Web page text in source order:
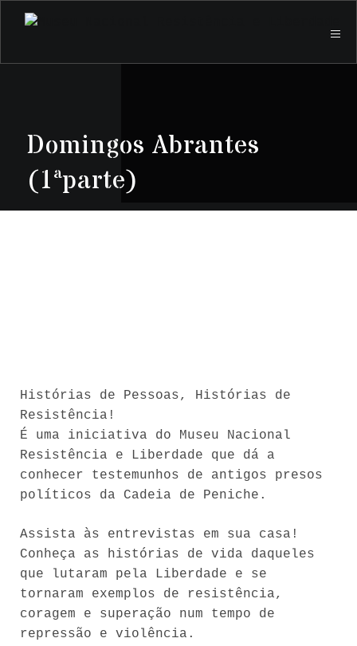
Domingos Abrantes
(1ªparte)
Histórias de Pessoas, Histórias de
Resistência!
É uma iniciativa do Museu Nacional
Resistência e Liberdade que dá a
conhecer testemunhos de antigos presos
políticos da Cadeia de Peniche.
Assista às entrevistas em sua casa!
Conheça as histórias de vida daqueles
que lutaram pela Liberdade e se
tornaram exemplos de resistência,
coragem e superação num tempo de
repressão e violência.